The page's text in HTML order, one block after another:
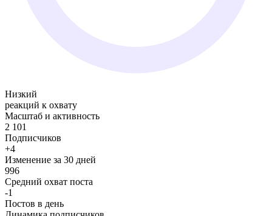
Низкий
реакций к охвату
Масштаб и активность
2 101
Подписчиков
+4
Изменение за 30 дней
996
Средний охват поста
-1
Постов в день